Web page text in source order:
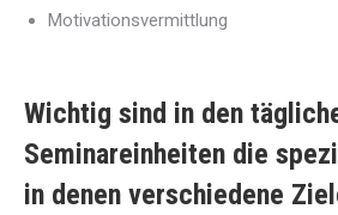
Motivationsvermittlung
Wichtig sind in den
Seminareinheiten die
in denen verschiedene